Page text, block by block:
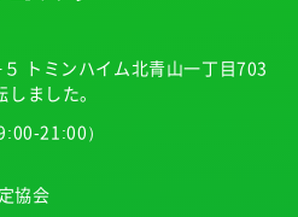
トミンハイム北青山一丁目703
ました。
9:00-21:00）
協会